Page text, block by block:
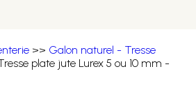
>> Galon naturel - Tresse
plate jute Lurex 5 ou 10 mm -